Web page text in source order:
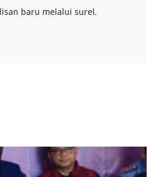
baru melalui surel.